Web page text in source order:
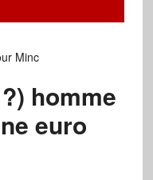
Minc
homme
euro